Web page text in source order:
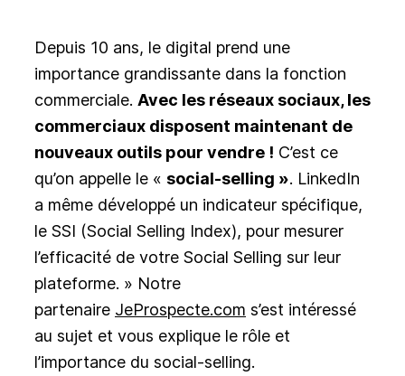
Depuis 10 ans, le digital prend une
importance grandissante dans la fonction
commerciale. Avec les réseaux sociaux, les
commerciaux disposent maintenant de
nouveaux outils pour vendre ! C’est ce
qu’on appelle le « social-selling ». LinkedIn
a même développé un indicateur spécifique,
le SSI (Social Selling Index), pour mesurer
l’efficacité de votre Social Selling sur leur
plateforme. » Notre
partenaire JeProspecte.com s’est intéressé
au sujet et vous explique le rôle et
l’importance du social-selling.